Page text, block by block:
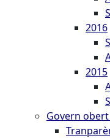
2016
2015
Govern